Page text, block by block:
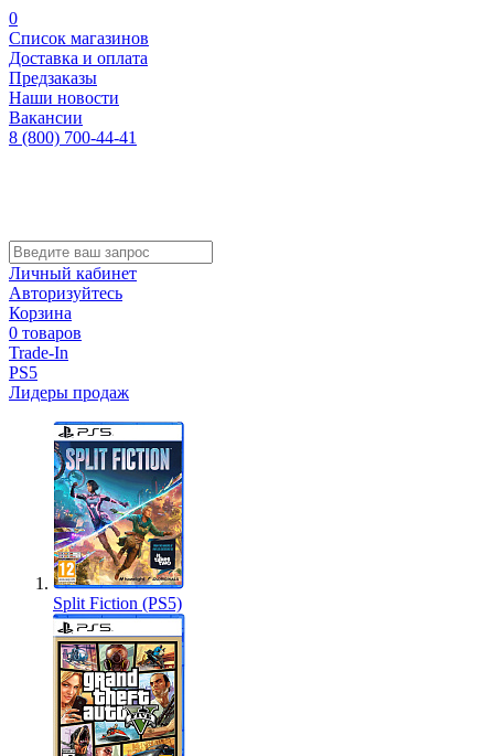
0
Список магазинов
Доставка и оплата
Предзаказы
Наши новости
Вакансии
8 (800) 700-44-41
Личный кабинет
Авторизуйтесь
Корзина
0 товаров
Trade-In
PS5
Лидеры продаж
Split Fiction (PS5)